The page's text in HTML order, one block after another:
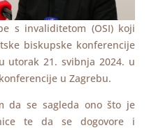
s invaliditetom (OSI) koji
biskupske konferencije
utorak 21. svibnja 2024. u
u Zagrebu.
da se sagleda ono što je
te da se dogovore i